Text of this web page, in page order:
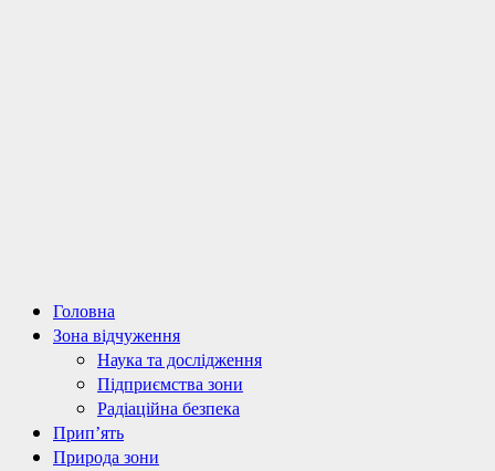
Primary
Menu
Головна
Зона відчуження
Наука та дослідження
Підприємства зони
Радіаційна безпека
Прип’ять
Природа зони